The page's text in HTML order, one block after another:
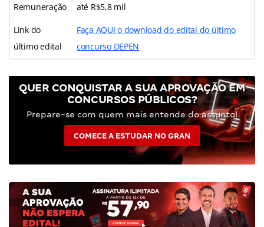
Remuneração até R$5,8 mil
Link do
último edital
Faça AQUI o download do edital do último
concurso DEPEN
QUER CONQUISTAR A SUA APROVAÇÃO EM
CONCURSOS PÚBLICOS?
Prepare-se com quem mais entende do assunto!
COMECE A ESTUDAR NO GRAN